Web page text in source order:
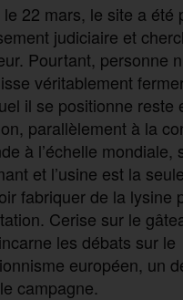
le 22 mars, le site a été
judiciaire et
Pourtant, personne
véritablement
il se positionne reste
parallèlement à la
à l’échelle mondiale,
et l’usine est la
fabriquer de la lysine
Cerise sur le
les débats sur le
européen, un
campagne.